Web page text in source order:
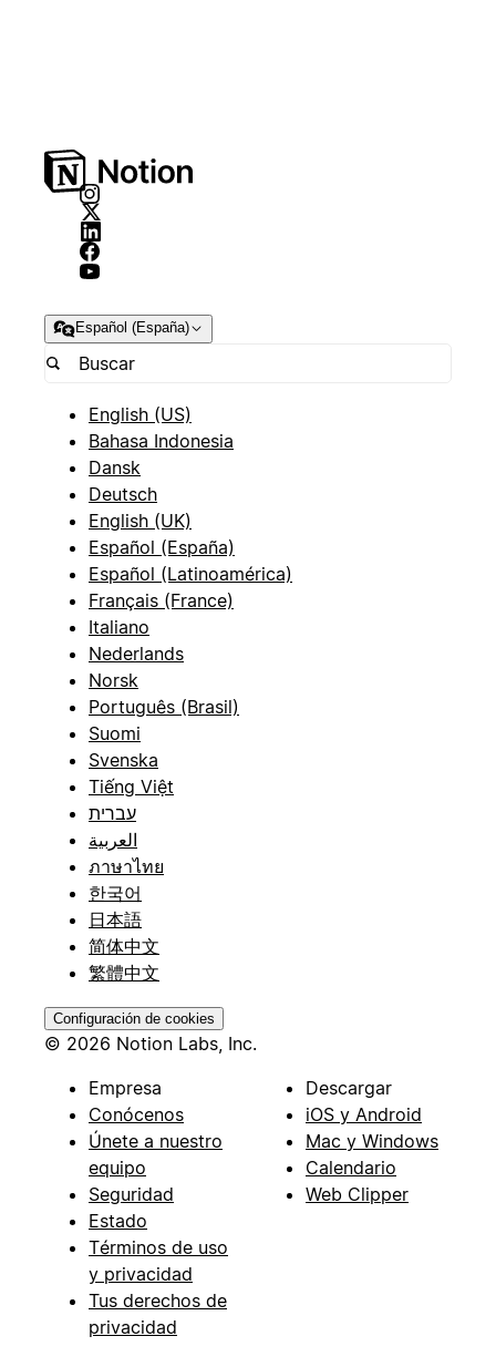
Español (España)
English (US)
Bahasa Indonesia
Dansk
Deutsch
English (UK)
Español (España)
Español (Latinoamérica)
Français (France)
Italiano
Nederlands
Norsk
Português (Brasil)
Suomi
Svenska
Tiếng Việt
עברית
العربية
ภาษาไทย
한국어
日本語
简体中文
繁體中文
Configuración de cookies
© 2026 Notion Labs, Inc.
Empresa
Conócenos
Únete a nuestro
equipo
Seguridad
Estado
Términos de uso
y privacidad
Tus derechos de
privacidad
Descargar
iOS y Android
Mac y Windows
Calendario
Web Clipper